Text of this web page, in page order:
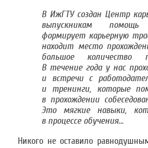
В ИжГТУ создан Центр
выпускникам
формирует карьерную
находит место
большое количество
В течение года у нас
и встречи с
и тренинги, которые
в прохождении
Это мягкие навыки,
в процессе обучения...
Никого не оставило